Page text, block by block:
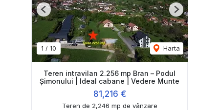
1 / 10 Harta
Previous Next
Teren intravilan 2.256 mp Bran – Podul
Șimonului | Ideal cabane | Vedere Munte
81,216 €
Teren de 2,246 mp de vânzare